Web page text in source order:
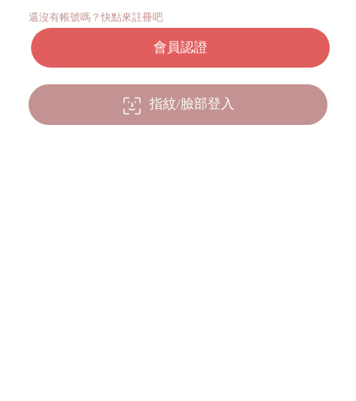
還沒有帳號嗎？快點來註冊吧
指紋/臉部登入